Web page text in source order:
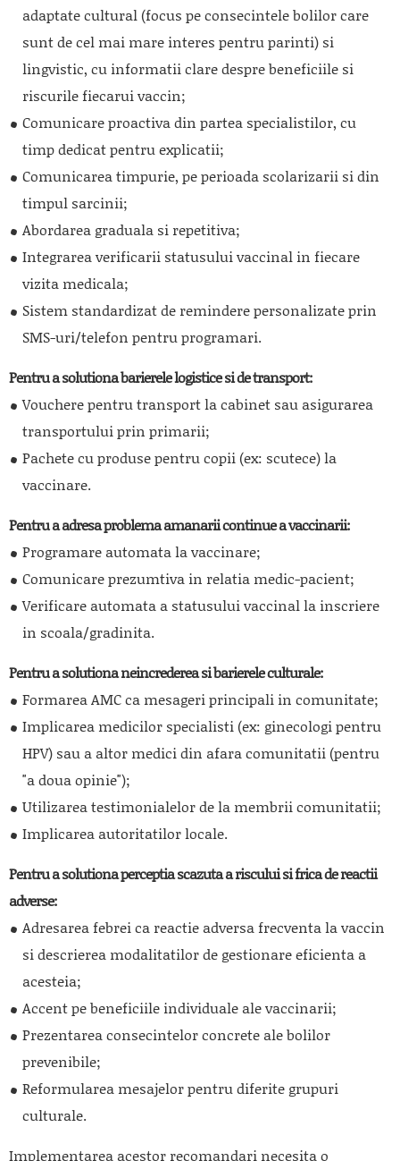
adaptate cultural (focus pe consecintele bolilor care
sunt de cel mai mare interes pentru parinti) si
lingvistic, cu informatii clare despre beneficiile si
riscurile fiecarui vaccin;
Comunicare proactiva din partea specialistilor, cu
timp dedicat pentru explicatii;
Comunicarea timpurie, pe perioada scolarizarii si din
timpul sarcinii;
Abordarea graduala si repetitiva;
Integrarea verificarii statusului vaccinal in fiecare
vizita medicala;
Sistem standardizat de remindere personalizate prin
SMS-uri/telefon pentru programari.
Pentru a solutiona barierele logistice si de transport:
Vouchere pentru transport la cabinet sau asigurarea
transportului prin primarii;
Pachete cu produse pentru copii (ex: scutece) la
vaccinare.
Pentru a adresa problema amanarii continue a vaccinarii:
Programare automata la vaccinare;
Comunicare prezumtiva in relatia medic-pacient;
Verificare automata a statusului vaccinal la inscriere
in scoala/gradinita.
Pentru a solutiona neincrederea si barierele culturale:
Formarea AMC ca mesageri principali in comunitate;
Implicarea medicilor specialisti (ex: ginecologi pentru
HPV) sau a altor medici din afara comunitatii (pentru
"a doua opinie");
Utilizarea testimonialelor de la membrii comunitatii;
Implicarea autoritatilor locale.
Pentru a solutiona perceptia scazuta a riscului si frica de reactii
adverse:
Adresarea febrei ca reactie adversa frecventa la vaccin
si descrierea modalitatilor de gestionare eficienta a
acesteia;
Accent pe beneficiile individuale ale vaccinarii;
Prezentarea consecintelor concrete ale bolilor
prevenibile;
Reformularea mesajelor pentru diferite grupuri
culturale.
Implementarea acestor recomandari necesita o